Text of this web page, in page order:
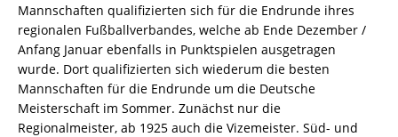
Mannschaften qualifizierten sich für die Endrunde ihres
regionalen Fußballverbandes, welche ab Ende Dezember /
Anfang Januar ebenfalls in Punktspielen ausgetragen
wurde. Dort qualifizierten sich wiederum die besten
Mannschaften für die Endrunde um die Deutsche
Meisterschaft im Sommer. Zunächst nur die
Regionalmeister, ab 1925 auch die Vizemeister. Süd- und